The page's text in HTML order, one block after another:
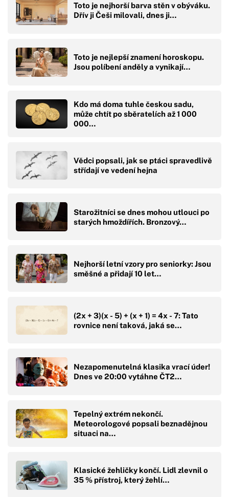
Toto je nejhorší barva stěn v obýváku.
Dřív ji Češi milovali, dnes ji…
Toto je nejlepší znamení horoskopu.
Jsou políbení anděly a vynikají…
Kdo má doma tuhle českou sadu,
může chtít po sběratelích až 1 000
000…
Vědci popsali, jak se ptáci spravedlivě
střídají ve vedení hejna
Starožitníci se dnes mohou utlouci po
starých hmoždířích. Bronzový…
Nejhorší letní vzory pro seniorky: Jsou
směšné a přidají 10 let…
(2x + 3)(x - 5) + (x + 1) = 4x - 7: Tato
rovnice není taková, jaká se…
Nezapomenutelná klasika vrací úder!
Dnes ve 20:00 vytáhne ČT2…
Tepelný extrém nekončí.
Meteorologové popsali beznadějnou
situaci na…
Klasické žehličky končí. Lidl zlevnil o
35 % přístroj, který žehlí…